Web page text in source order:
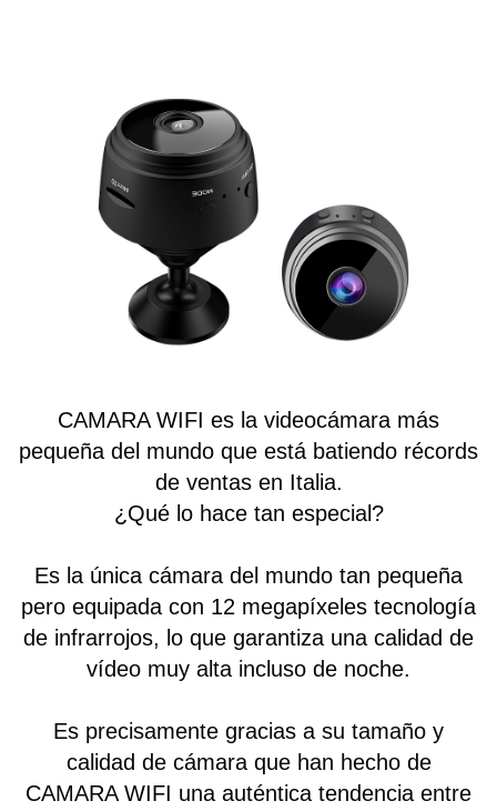
CAMARA WIFI es la videocámara más
pequeña del mundo que está batiendo récords
de ventas en Italia.
¿Qué lo hace tan especial?
Es la única cámara del mundo tan pequeña
pero equipada con 12 megapíxeles tecnología
de infrarrojos, lo que garantiza una calidad de
vídeo muy alta incluso de noche.
Es precisamente gracias a su tamaño y
calidad de cámara que han hecho de
CAMARA WIFI una auténtica tendencia entre